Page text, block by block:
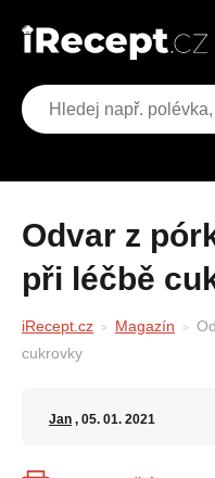
Odvar z pórku jako podpora
při léčbě
iRecept.cz Magazín
cukrovky
Jan , 05. 01. 2021